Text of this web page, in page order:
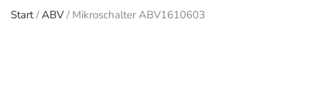
Start/ABV/ Mikroschalter ABV1610603